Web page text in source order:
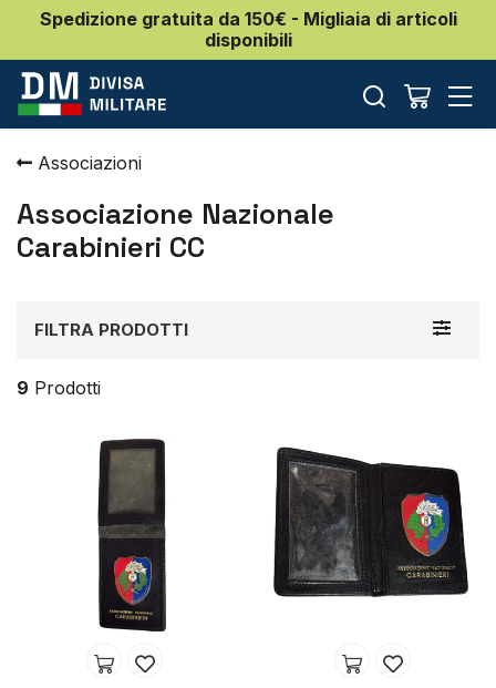
Spedizione gratuita da 150€ - Migliaia di articoli
disponibili
Associazioni
Associazione Nazionale
Carabinieri CC
Toggle
FILTRA PRODOTTI
9 Prodotti